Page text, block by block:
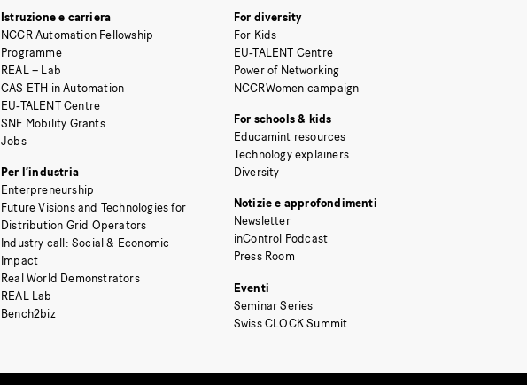
Istruzione e carriera
NCCR Automation Fellowship
Programme
REAL – Lab
CAS ETH in Automation
EU-TALENT Centre
SNF Mobility Grants
Jobs
Per l’industria
Enterpreneurship
Future Visions and Technologies for
Distribution Grid Operators
Industry call: Social & Economic
Impact
Real World Demonstrators
REAL Lab
Bench2biz
For diversity
For Kids
EU-TALENT Centre
Power of Networking
NCCRWomen campaign
For schools & kids
Educamint resources
Technology explainers
Diversity
Notizie e approfondimenti
Newsletter
inControl Podcast
Press Room
Eventi
Seminar Series
Swiss CLOCK Summit